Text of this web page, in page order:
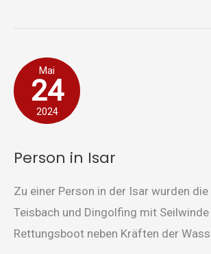
Mai
24
2024
Person in Isar
Zu einer Person in der Isar wurden die
Teisbach und Dingolfing mit Seilwinde
Rettungsboot neben Kräften der
Person
in
Isar